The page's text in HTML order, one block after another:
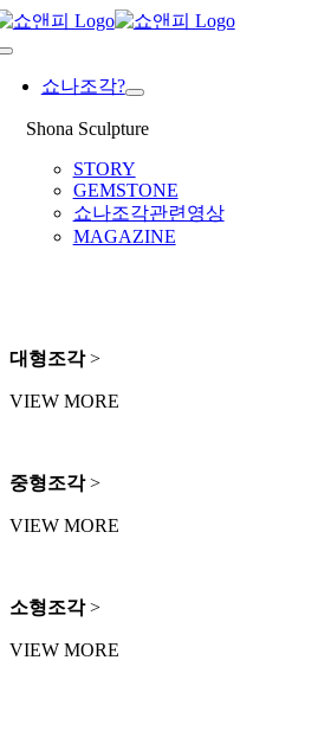
Skip
content
Toggle
Navigation쇼나조각?
Shona Sculpture
STORY
GEMSTONE
쇼나조각관련영상
MAGAZINE
대형조각>
VIEW MORE
중형조각>
VIEW MORE
소형조각>
VIEW MORE